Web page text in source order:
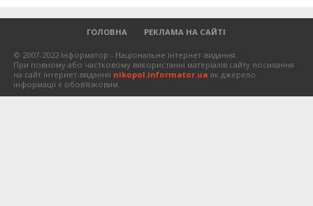
ГОЛОВНА РЕКЛАМА НА САЙТІ
© 2007-2022 Інформатор - Національне інтернет-видання.
При повному або частковому використанні матеріалів сайту посилання
на сайт інтернет-видання nikopol.informator.ua як джерело
інформації є обов'язковим.